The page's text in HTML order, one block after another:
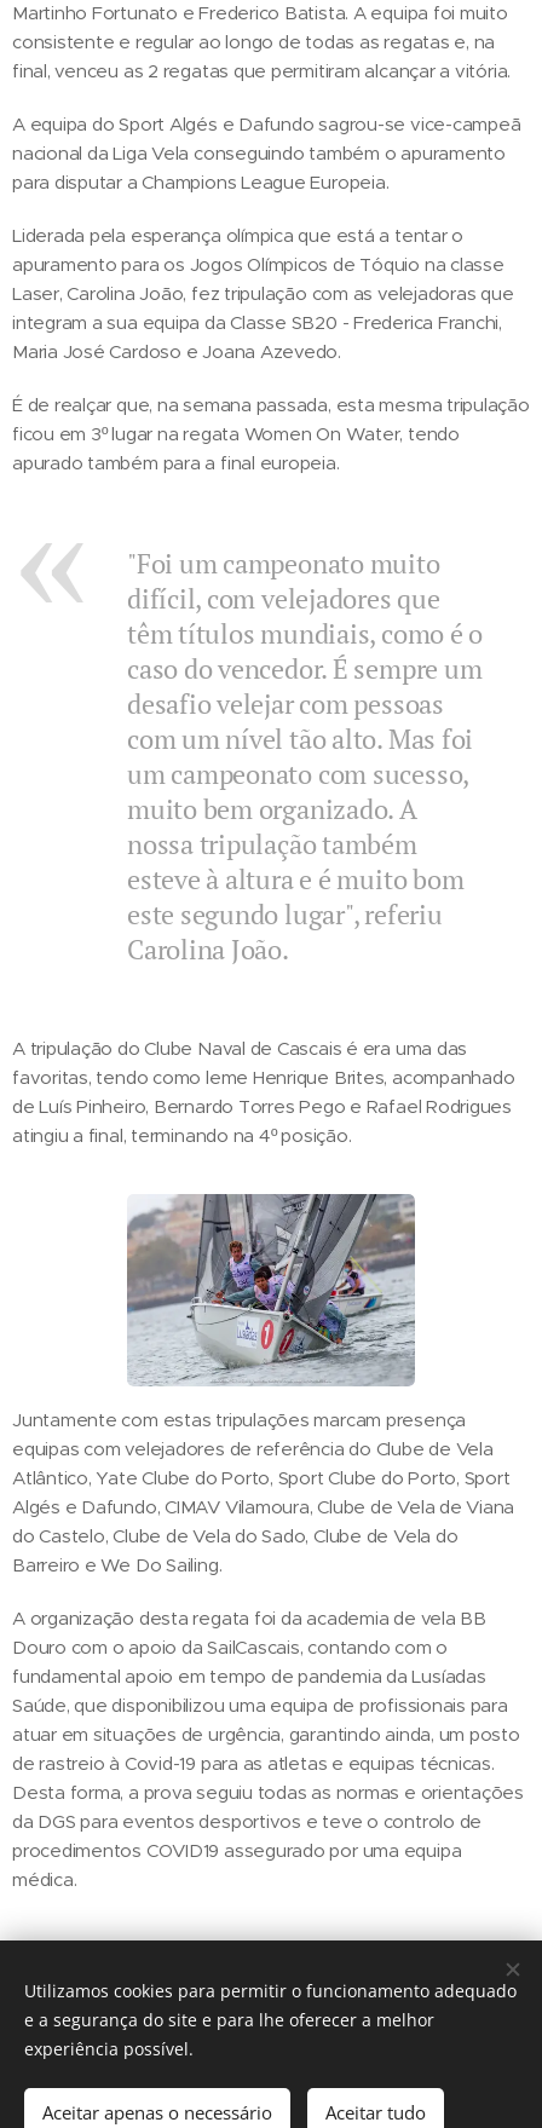
Martinho Fortunato e Frederico Batista. A equipa foi muito
consistente e regular ao longo de todas as regatas e, na
final, venceu as 2 regatas que permitiram alcançar a vitória.
A equipa do Sport Algés e Dafundo sagrou-se vice-campeã
nacional da Liga Vela conseguindo também o apuramento
para disputar a Champions League Europeia.
Liderada pela esperança olímpica que está a tentar o
apuramento para os Jogos Olímpicos de Tóquio na classe
Laser, Carolina João, fez tripulação com as velejadoras que
integram a sua equipa da Classe SB20 - Frederica Franchi,
Maria José Cardoso e Joana Azevedo.
É de realçar que, na semana passada, esta mesma tripulação
ficou em 3º lugar na regata Women On Water, tendo
apurado também para a final europeia.
"Foi um campeonato muito
difícil, com velejadores que
têm títulos mundiais, como é o
caso do vencedor. É sempre um
desafio velejar com pessoas
com um nível tão alto. Mas foi
um campeonato com sucesso,
muito bem organizado. A
nossa tripulação também
esteve à altura e é muito bom
este segundo lugar", referiu
Carolina João.
A tripulação do Clube Naval de Cascais é era uma das
favoritas, tendo como leme Henrique Brites, acompanhado
de Luís Pinheiro, Bernardo Torres Pego e Rafael Rodrigues
atingiu a final, terminando na 4º posição.
Juntamente com estas tripulações marcam presença
equipas com velejadores de referência do Clube de Vela
Atlântico, Yate Clube do Porto, Sport Clube do Porto, Sport
Algés e Dafundo, CIMAV Vilamoura, Clube de Vela de Viana
do Castelo, Clube de Vela do Sado, Clube de Vela do
Barreiro e We Do Sailing.
A organização desta regata foi da academia de vela BB
Douro com o apoio da SailCascais, contando com o
fundamental apoio em tempo de pandemia da Lusíadas
Saúde, que disponibilizou uma equipa de profissionais para
atuar em situações de urgência, garantindo ainda, um posto
de rastreio à Covid-19 para as atletas e equipas técnicas.
Desta forma, a prova seguiu todas as normas e orientações
da DGS para eventos desportivos e teve o controlo de
procedimentos COVID19 assegurado por uma equipa
médica.
Share
Utilizamos cookies para permitir o funcionamento adequado
e a segurança do site e para lhe oferecer a melhor
experiência possível.
Aceitar apenas o necessário Aceitar tudo